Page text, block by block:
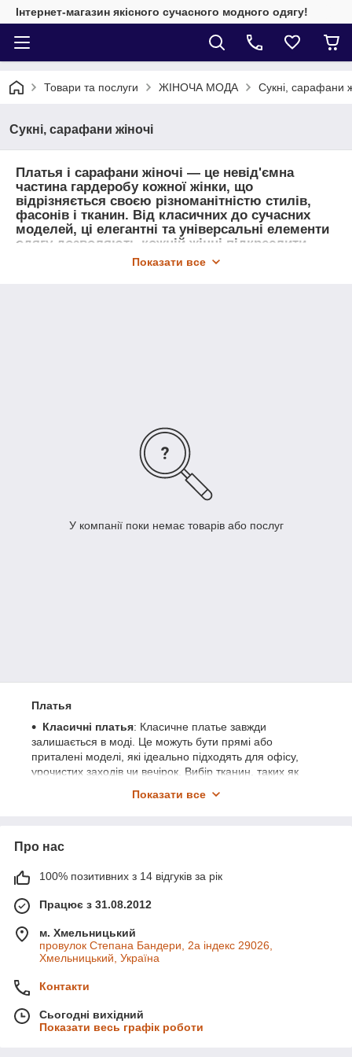
Інтернет-магазин якісного сучасного модного одягу!
Товари та послуги ЖІНОЧА МОДА Сукні, сарафани
Сукні, сарафани жіночі
Платья і сарафани жіночі — це невід'ємна
частина гардеробу кожної жінки, що
відрізняється своєю різноманітністю стилів,
фасонів і тканин. Від класичних до сучасних
моделей, ці елегантні та універсальні елементи
одягу дозволяють кожній жінці підкреслити
свою індивідуальність і відчувати себе
Показати все
У компанії поки немає товарів або послуг
Платья
Класичні платья: Класичне платье завжди
залишається в моді. Це можуть бути прямі або
приталені моделі, які ідеально підходять для офісу,
урочистих заходів чи вечірок. Вибір тканин, таких як
елегантний і вишуканий образ. Класичні платья часто
Вечірні платья
тканин, таких як атлас, шифон, або оксамит, і часто
прикрашені блискітками, стразами або вишивкою.
Вечірні платья мають різноманітні фасони: від
облягаючих моделей до розширених спідниць, від з
відкритими плечима до глибоких декольте. Вони
створюють враження ідеального вечірнього образу,
Літні платья
легких і дихаючих тканин, таких як бавовна, льон або
шифон. Яскраві кольори, квіткові принти і легкі фасони
Показати все
Про нас
100% позитивних з 14 відгуків за рік
Працює з 31.08.2012
м. Хмельницький
провулок Степана Бандери, 2a індекс 29026,
Хмельницький, Україна
Контакти
Сьогодні вихідний
Показати весь графік роботи